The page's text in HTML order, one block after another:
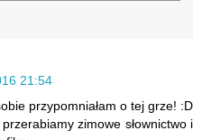
21:54
przypomniałam o tej grze! :D
zimowe słownictwo i